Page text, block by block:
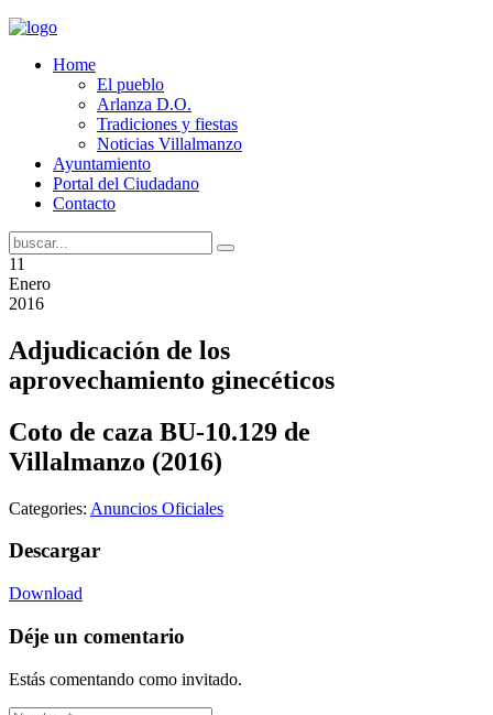
Home
El pueblo
Arlanza D.O.
Tradiciones y fiestas
Noticias Villalmanzo
Ayuntamiento
Portal del Ciudadano
Contacto
11
Enero
2016
Adjudicación de los
aprovechamiento ginecéticos
Coto de caza BU-10.129 de
Villalmanzo (2016)
Categories: Anuncios Oficiales
Descargar
Download
Déje un comentario
Estás comentando como invitado.